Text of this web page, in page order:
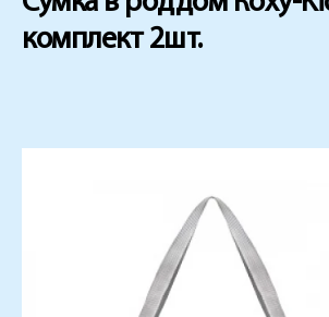
комплект 2шт.